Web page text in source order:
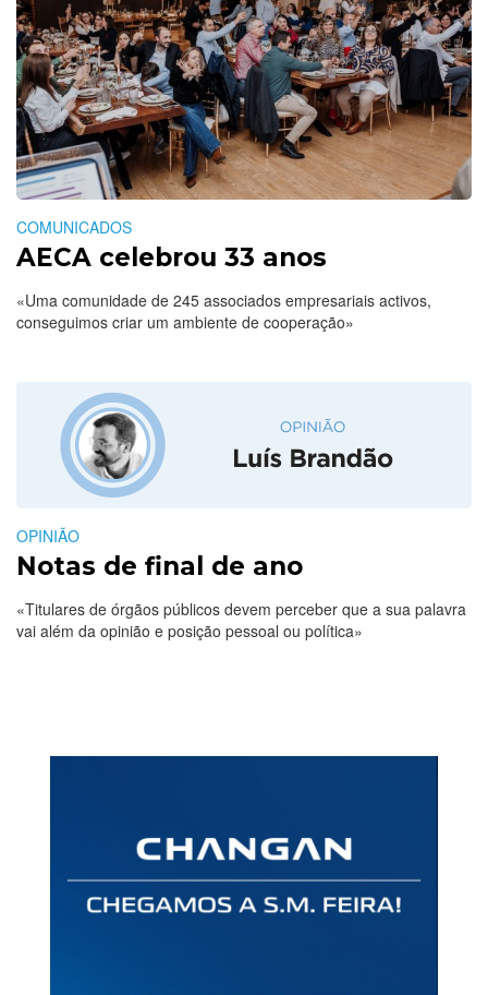
COMUNICADOS
AECA celebrou 33 anos
«Uma comunidade de 245 associados empresariais activos,
conseguimos criar um ambiente de cooperação»
OPINIÃO
Notas de final de ano
«Titulares de órgãos públicos devem perceber que a sua palavra
vai além da opinião e posição pessoal ou política»